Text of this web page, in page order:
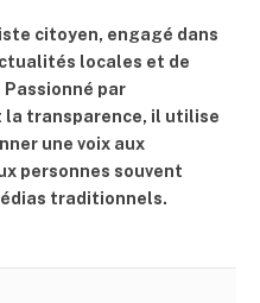
citoyen, engagé dans
locales et de
par
transparence, il utilise
une voix aux
personnes souvent
traditionnels.